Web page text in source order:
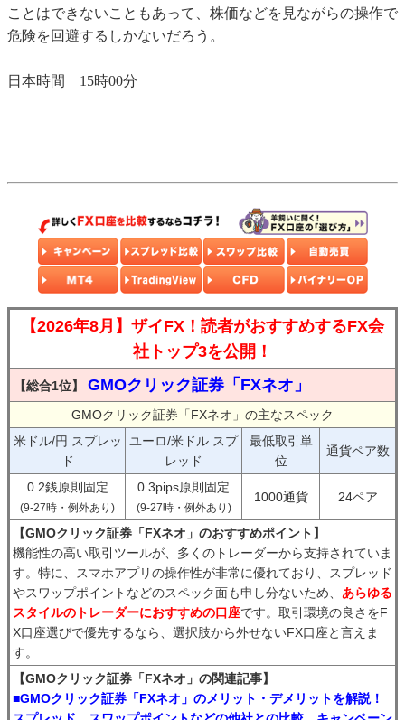
ことはできないこともあって、株価などを見ながらの操作で
危険を回避するしかないだろう。
日本時間 15時00分
【2026年8月】ザイFX！読者がおすすめするFX会
社トップ3を公開！
【総合1位】 GMOクリック証券「FXネオ」
GMOクリック証券「FXネオ」の主なスペック
米ドル/円 スプレッ
ド
ユーロ/米ドル スプ
レッド
最低取引単
位
通貨ペア数
0.2銭原則固定
(9-27時・例外あり)
0.3pips原則固定
(9-27時・例外あり)
1000通貨 24ペア
【GMOクリック証券「FXネオ」のおすすめポイント】
機能性の高い取引ツールが、多くのトレーダーから支持されていま
す。特に、スマホアプリの操作性が非常に優れており、スプレッド
やスワップポイントなどのスペック面も申し分ないため、 あらゆる
スタイルのトレーダーにおすすめの口座です。取引環境の良さをF
X口座選びで優先するなら、選択肢から外せないFX口座と言えま
す。
【GMOクリック証券「FXネオ」の関連記事】
■GMOクリック証券「FXネオ」のメリット・デメリットを解説！